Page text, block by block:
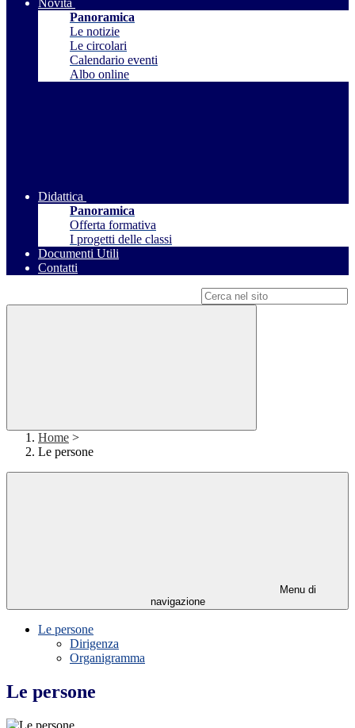
Novità
Panoramica
Le notizie
Le circolari
Calendario eventi
Albo online
Didattica
Panoramica
Offerta formativa
I progetti delle classi
Documenti Utili
Contatti
Home >
Le persone
Menu di
navigazione
Le persone
Dirigenza
Organigramma
Le persone